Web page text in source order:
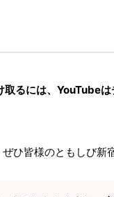
取るには、YouTube
ひ皆様のともしび新